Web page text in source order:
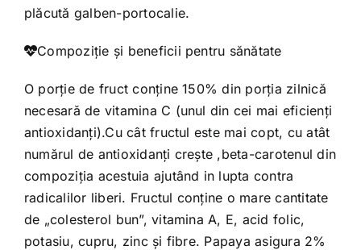
plăcută galben-portocalie.
Compoziţie şi beneficii pentru sănătate
O porţie de fruct conţine 150% din porţia zilnică
necesară de vitamina C (unul din cei mai eficienţi
antioxidanţi).Cu cât fructul este mai copt, cu atât
numărul de antioxidanţi creşte ,beta-carotenul din
compoziţia acestuia ajutând in lupta contra
radicalilor liberi. Fructul conţine o mare cantitate
de „colesterol bun”, vitamina A, E, acid folic,
potasiu, cupru, zinc şi fibre. Papaya asigura 2%